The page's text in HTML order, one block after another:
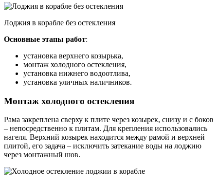
Лоджия в корабле без остекления
Основные этапы работ:
установка верхнего козырька,
монтаж холодного остекления,
установка нижнего водоотлива,
установка уличных наличников.
Монтаж холодного остекления
Рама закреплена сверху к плите через козырек, снизу и с боков
– непосредственно к плитам. Для крепления использовались
нагеля. Верхний козырек находится между рамой и верхней
плитой, его задача – исключить затекание воды на лоджию
через монтажный шов.